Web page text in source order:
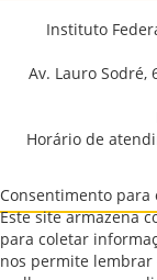
Instituto
Av. Lauro Sodré,
Horário de
Consentimento para
Este site armazena
para coletar
nos permite lembrar